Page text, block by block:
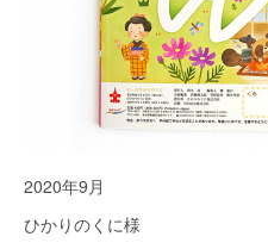
2020年9月
ひかりのくに様